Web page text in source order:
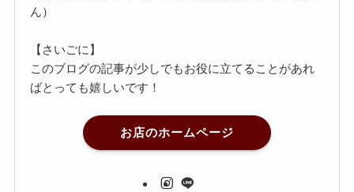
ん）
【さいごに】
このブログの記事が少しでもお役に立てることがあれ
ばとっても嬉しいです！
お店のホームページ